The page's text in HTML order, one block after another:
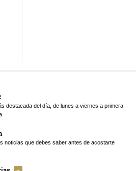
destacada del día, de lunes a viernes a primera
noticias que debes saber antes de acostarte